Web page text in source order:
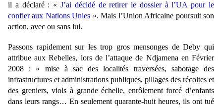
il a déclaré : « J’ai décidé de retirer le dossier à l’UA pour le
confier aux Nations Unies ». Mais l’Union Africaine poursuit son
action, avec ou sans lui.
Passons rapidement sur les trop gros mensonges de Deby qui
attribue aux Rebelles, lors de l’attaque de Ndjamena en Février
2008 : « mise à sac des localités traversées, sabotage des
infrastructures et administrations publiques, pillages des récoltes et
des greniers, viols à grande échelle, enrôlement forcé d’enfants
dans leurs rangs… En seulement quarante-huit heures, ils ont tué